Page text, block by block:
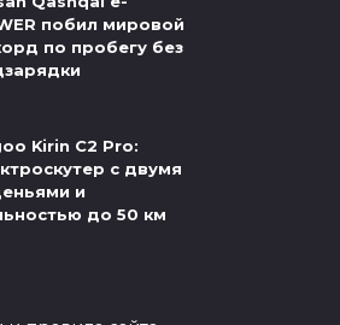
побил мировой
по пробегу без
Kirin C2 Pro:
с двумя
и
до 50 км